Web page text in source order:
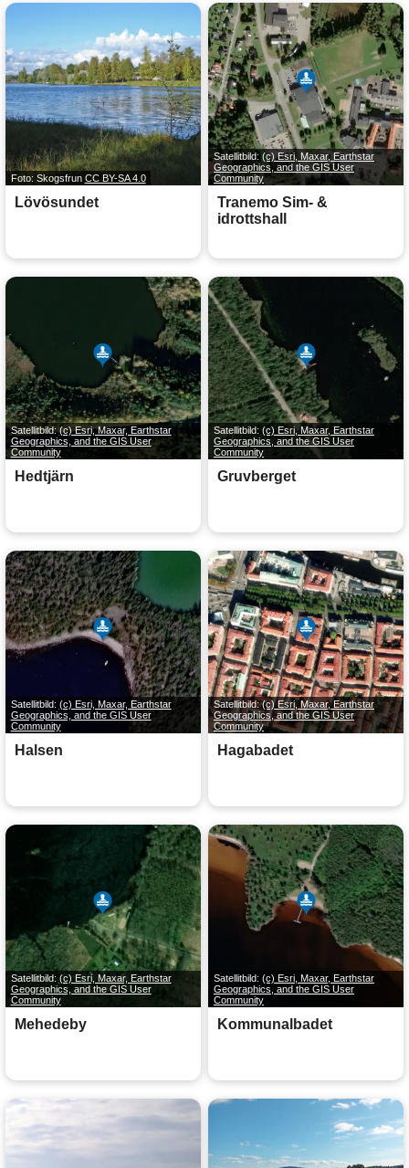
Foto: Skogsfrun CC BY-SA 4.0
Lövösundet
Satellitbild: (c) Esri, Maxar, Earthstar
Geographics, and the GIS User
Community
Tranemo Sim- &
idrottshall
Satellitbild:(c) Esri, Maxar, Earthstar
Geographics, and the GIS User
Community
Hedtjärn
Satellitbild: (c) Esri, Maxar, Earthstar
Geographics, and the GIS User
Community
Gruvberget
Satellitbild: (c) Esri, Maxar, Earthstar
Geographics, and the GIS User
Community
Halsen
Satellitbild:(c) Esri, Maxar, Earthstar
Geographics, and the GIS User
Community
Hagabadet
Satellitbild: (c) Esri, Maxar, Earthstar
Geographics, and the GIS User
Community
Mehedeby
Satellitbild: (c) Esri, Maxar, Earthstar
Geographics, and the GIS User
Community
Kommunalbadet